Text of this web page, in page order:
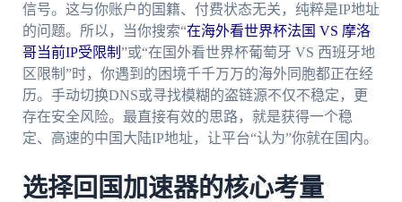
信号。这与你账户的国籍、付费状态无关，纯粹是IP地址
的问题。所以，当你搜索“在海外看世界杯法国 VS 摩洛
哥当前IP受限制 ”或“在国外看世界杯葡萄牙 VS 西班牙地
区限制”时，你遇到的困境千千万万的海外同胞都正在经
历。手动切换DNS或寻找模糊的盗链源不仅不稳定，更
存在安全风险。最直接有效的思路，就是获得一个稳
定、高速的中国大陆IP地址，让平台“认为”你就在国内。
选择回国加速器的核心考量